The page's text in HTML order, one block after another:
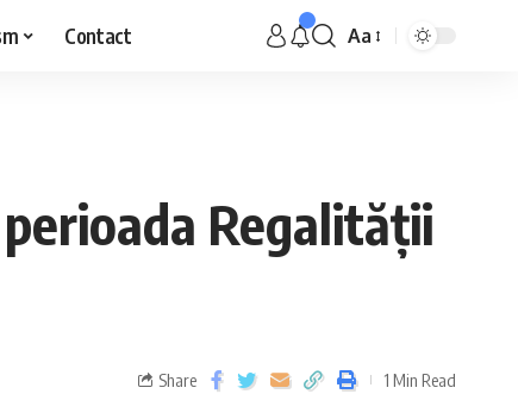
Contact Aa
Regalității
Share 1 Min Read